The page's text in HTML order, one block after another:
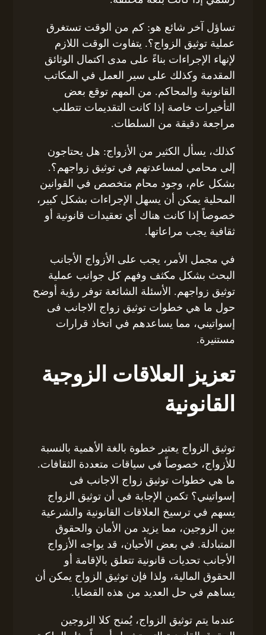
تساؤل آخر شائع هو: كم من الوقت تستغرق
عملية توثيق الزواج؟. يتفاوت الوقت اللازم
لإنهاء الإجراءات بناءً على مدى اكتمال الوثائق
المقدمة وكذلك على سير العمل في المكاتب
القانونية والمحاكم. من المهم توقع بعض
التأخيرات خاصة إذا كانت التقديمات تتطلب
مراجعة دقيقة من السلطات.
كذلك، يسأل الكثير من الأزواج: هل يحتاجون
إلى محامي لمساعدتهم في توثيق زواجهم؟.
بشكل عام، وجود محام متخصص في القوانين
المحلية يمكن أن يسهل الإجراءات بشكل كبير،
خصوصاً إذا كانت هناك أي تعقيدات قانونية أو
ثقافية يجب مراعاتها.
في مجمل الأمر، يجب على الأزواج الأجانب
البحث بشكل مكثف وفهم كل جوانب عملية
توثيق زواجهم. الأسئلة الشائعة توفر رؤية أوضح
حول ما هي خطوات توثيق زواج الاجانب فى
إسواتيني، مما يساعدهم في اتخاذ قرارات
مستنيرة.
تعزيز العلاقات الزوجية
القانونية
توثيق الزواج يعتبر خطوة بالغة الأهمية بالنسبة
للأزواج، خصوصاً في سياقات متعددة الثقافات.
ما هي خطوات توثيق زواج الاجانب فى
إسواتيني؟ تكمن الإجابة في أن توثيق الزواج
يسهم في ترسيخ العلاقات القانونية والشرعية
بين الزوجين، مما يزيد من الأمان والحقوق
المتبادلة. في بعض الأحيان، قد يواجه الأزواج
الأجانب تحديات قانونية تتعلق بالإقامة أو
الحقوق المالية، ولذا فإن توثيق الزواج يمكن أن
يساهم في حل العديد من هذه القضايا.
عندما يتم توثيق الزواج، يُمنح كلا الزوجين